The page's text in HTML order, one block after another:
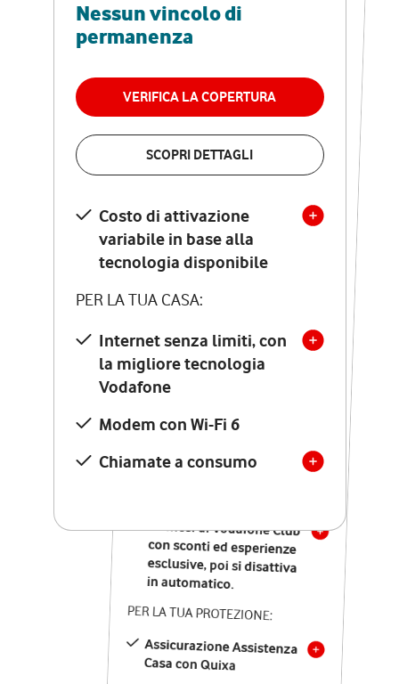
Nessun vincolo di
permanenza
VERIFICA LA COPERTURA
SCOPRI DETTAGLI
Costo di attivazione
variabile in base alla
tecnologia disponibile
PER LA TUA CASA:
Internet senza limiti, con
la migliore tecnologia
Vodafone
Modem con Wi-Fi 6
Chiamate a consumo
RETE FISSA + VODAFONE CLUB
29,95€
permanenza
VERIFICA LA COPERTURA
Costo di attivazione
variabile in base alla
tecnologia disponibile
PER LA TUA CASA:
Internet senza limiti, con
la migliore tecnologia
Vodafone
Modem Seven con Wi-Fi 7
Chiamate illimitate verso
numeri fissi e mobili
nazionali
12 mesi di Vodafone Club
con sconti ed esperienze
esclusive, poi si disattiva
in automatico.
PER LA TUA PROTEZIONE:
Assicurazione Assistenza
Casa con Quixa